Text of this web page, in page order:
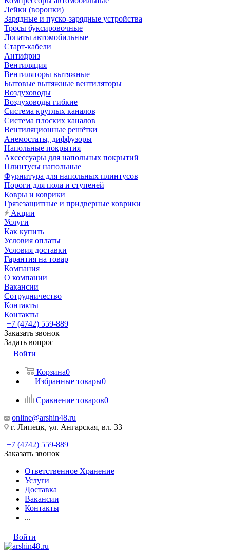
Лейки (воронки)
Зарядные и пуско-зарядные устройства
Тросы буксировочные
Лопаты автомобильные
Старт-кабели
Антифриз
Вентиляция
Вентиляторы вытяжные
Бытовые вытяжные вентиляторы
Воздуховоды
Воздуховоды гибкие
Система круглых каналов
Система плоских каналов
Вентиляционные решётки
Анемостаты, диффузоры
Напольные покрытия
Аксессуары для напольных покрытий
Плинтусы напольные
Фурнитура для напольных плинтусов
Пороги для пола и ступеней
Ковры и коврики
Грязезащитные и придверные коврики
Акции
Услуги
Как купить
Условия оплаты
Условия доставки
Гарантия на товар
Компания
О компании
Вакансии
Сотрудничество
Контакты
Контакты
+7 (4742) 559-889
Заказать звонок
Задать вопрос
Войти
Корзина0
Избранные товары0
Сравнение товаров0
online@arshin48.ru
г. Липецк, ул. Ангарская, вл. 33
+7 (4742) 559-889
Заказать звонок
Ответственное Хранение
Услуги
Доставка
Вакансии
Контакты
...
Войти